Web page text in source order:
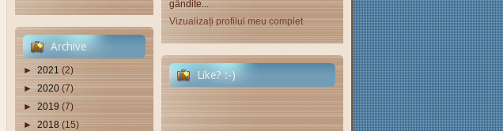
Archive
► 2021 (2)
► 2020 (7)
► 2019 (7)
► 2018 (15)
gândite...
Vizualizați profilul meu complet
Like? :-)